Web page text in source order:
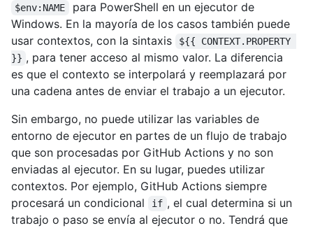
$env:NAME
para PowerShell en un ejecutor de
Windows. En la mayoría de los casos también puede
usar contextos, con la sintaxis
${{ CONTEXT.PROPERTY
}} , para tener acceso al mismo valor. La diferencia
es que el contexto se interpolará y reemplazará por
una cadena antes de enviar el trabajo a un ejecutor.
Sin embargo, no puede utilizar las variables de
entorno de ejecutor en partes de un flujo de trabajo
que son procesadas por GitHub Actions y no son
enviadas al ejecutor. En su lugar, puedes utilizar
contextos. Por ejemplo, GitHub Actions siempre
procesará un condicional
if , el cual determina si un
trabajo o paso se envía al ejecutor o no. Tendrá que